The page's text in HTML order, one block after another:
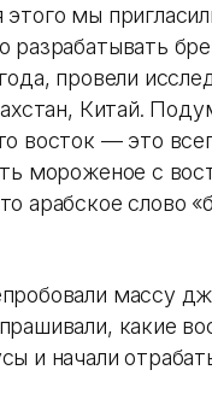
мы
разрабатывать
провели
Китай.
восток — это
мороженое с
арабское слово
массу
какие
и начали